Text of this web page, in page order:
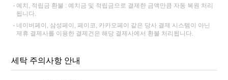
예치, 적립금 환불 : 예치금 및 적립금으로 결제한 금액만큼 자동 복원 처리
됩니다.
네이버페이, 삼성페이, 페이코, 카카오페이 같은 당사 결제 시스템이 아닌
제휴 결제사를 이용한 결제건은 해당 결제사에서 환불 처리됩니다.
세탁 주의사항 안내